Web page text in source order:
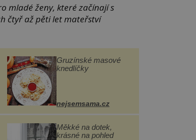
mladé ženy, které začínají s
čtyř až pěti let mateřství
Gruzínské masové
knedlíčky
nejsemsama.cz
Měkké na dotek,
krásné na pohled